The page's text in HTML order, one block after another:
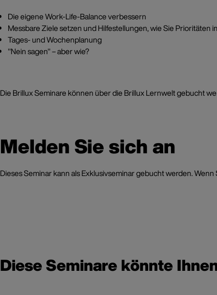
Die eigene Work-Life-Balance verbessern
Messbare Ziele setzen und Hilfestellungen, wie Sie Prioritäten
Tages- und Wochenplanung
"Nein sagen" – aber wie?
Die Brillux Seminare können über die Brillux Lernwelt gebucht
Melden Sie sich an
Dieses Seminar kann als Exklusivseminar gebucht werden.
Diese Seminare könnte